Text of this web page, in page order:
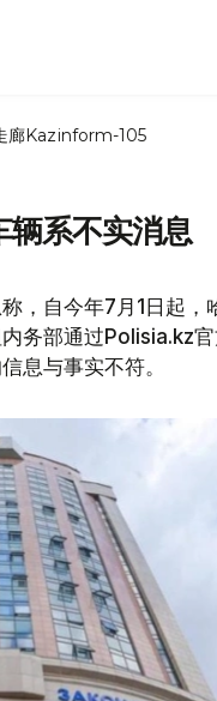
廊Kazinform-105
辆系不实消息
，自今年7月1日起，
务部通过Polisia.kz
息与事实不符。